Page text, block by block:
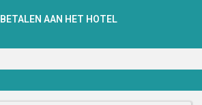
BETALEN AAN HET HOTEL